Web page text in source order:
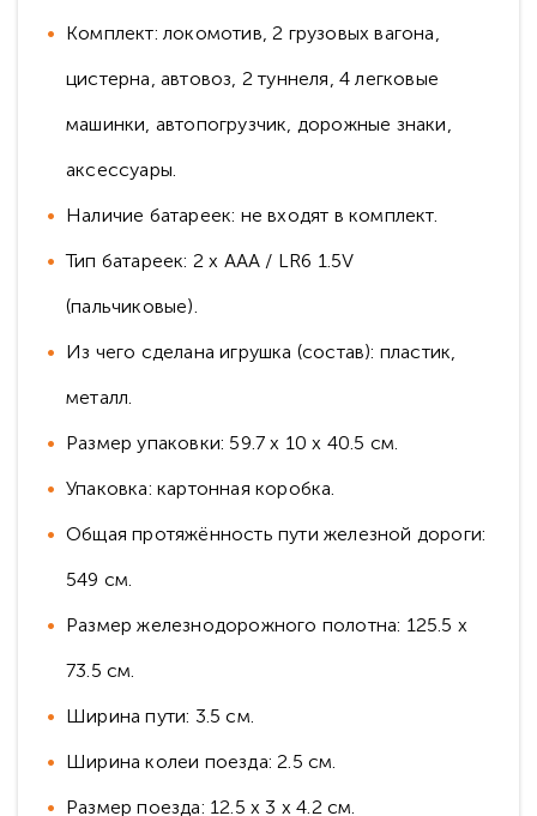
Комплект: лoкoмoтив, 2 грузовых вагона,
цистерна, автовоз, 2 туннеля, 4 легковые
машинки, автопогрузчик, дopoжныe знaки,
аксессуары.
Наличие батареек: не входят в комплект.
Тип батареек: 2 x AAA / LR6 1.5V
(пальчиковые).
Из чего сделана игрушка (состав): пластик,
металл.
Размер упаковки: 59.7 x 10 x 40.5 см.
Упаковка: картонная коробка.
Общая протяжённость пути железной дороги:
549 см.
Размер железнодорожного полотна: 125.5 x
73.5 см.
Ширина пути: 3.5 см.
Ширина колеи поезда: 2.5 см.
Размер поезда: 12.5 x 3 x 4.2 см.